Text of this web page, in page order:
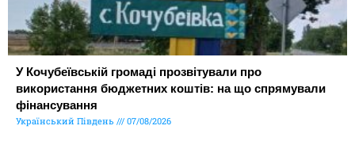
У Кочубеївській громаді прозвітували про
використання бюджетних коштів: на що спрямували
фінансування
Український Південь 07/08/2026